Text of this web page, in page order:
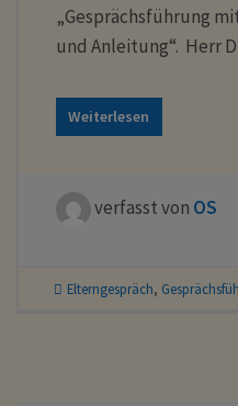
„Gesprächsführung
und Anleitung“. Herr
Weiterlesen
verfasst von OS
Elterngespräch,